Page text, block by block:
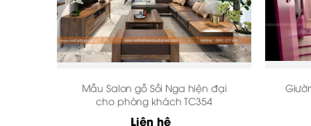
GỐI ÔM (CÁI) 250,000 / cái
Mẫu Salon gỗ Sồi Nga hiện đại
cho phòng khách TC354
Liên hệ